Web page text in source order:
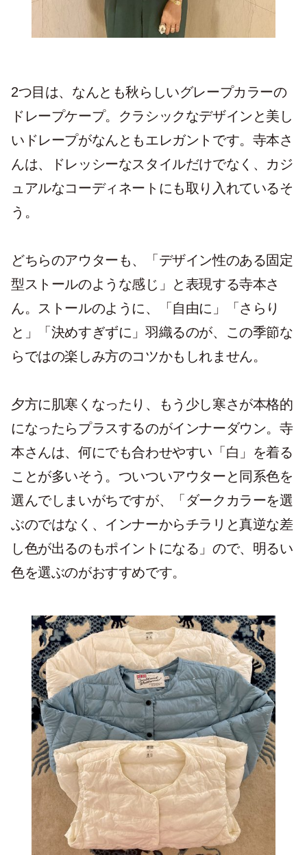
2つ目は、なんとも秋らしいグレープカラーの
ドレープケープ。クラシックなデザインと美し
いドレープがなんともエレガントです。寺本さ
んは、ドレッシーなスタイルだけでなく、カジ
ュアルなコーディネートにも取り入れているそ
う。
どちらのアウターも、「デザイン性のある固定
型ストールのような感じ」と表現する寺本さ
ん。ストールのように、「自由に」「さらり
と」「決めすぎずに」羽織るのが、この季節な
らではの楽しみ方のコツかもしれません。
夕方に肌寒くなったり、もう少し寒さが本格的
になったらプラスするのがインナーダウン。寺
本さんは、何にでも合わせやすい「白」を着る
ことが多いそう。ついついアウターと同系色を
選んでしまいがちですが、「ダークカラーを選
ぶのではなく、インナーからチラリと真逆な差
し色が出るのもポイントになる」ので、明るい
色を選ぶのがおすすめです。